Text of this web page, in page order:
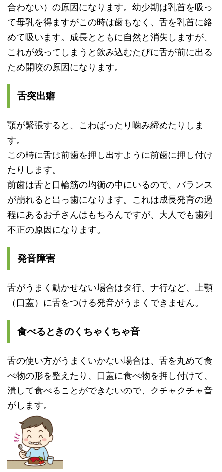
合わない） の原因になります。 幼少期は乳首を吸っ
て母乳を得ますがこの時は歯もなく、 舌を乳首に絡
めて吸います。成長とともに自然と消失しますが、
これが残ってしまうと飲み込むたびに舌が前に出る
ため開咬の原因 になります。
舌突出癖
顎が緊張すると、こわばったり噛み締めたりしま
す。
この時に舌は前歯を押し出すように前歯に押し付け
たりします。
前歯は舌と口輪筋の均衡の中にいるので、 バランス
が崩れると出っ歯になります。これは成長発育の過
程にあるお子さんはもちろんですが、 大人でも歯列
不正の原因になります。
発音障害
舌がうまく動かせない場合はタ行、ナ行など、上顎
（口蓋）に舌をつける発音がうまくできません。
食べるときのくちゃくちゃ音
舌の使い方がうまくいかない場合は、舌を丸めて食
べ物の形を整えたり、 口蓋に食べ物を押し付けて、
潰して食べることができないので、 クチャクチャ音
がします。